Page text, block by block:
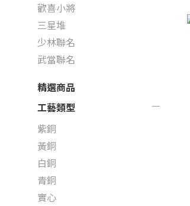
歡喜小將
三星堆
少林聯名
武當聯名
精選商品
工藝類型
紫銅
黃銅
白銅
青銅
實心